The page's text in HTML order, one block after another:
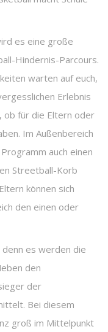
es eine große
Hindernis-Parcours.
warten auf euch,
Erlebnis
ob für die Eltern oder
Im Außenbereich
auch einen
Streetball-Korb
können sich
den einen oder
es werden die
den
der
Bei diesem
groß im Mittelpunkt